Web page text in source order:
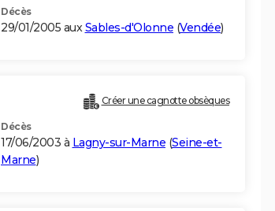
Décès
29/01/2005 auxSables-d'Olonne (Vendée)
Créer une cagnotte obsèques
Décès
17/06/2003 à Lagny-sur-Marne (Seine-et-
Marne)